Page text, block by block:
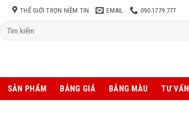
THẾ GIỚI TRỌN NIỀM TIN EMAIL 090.1779.777
Tìm
kiếm:
SẢN PHẨM BẢNG GIÁ BẢNG MÀU TƯ VẤN